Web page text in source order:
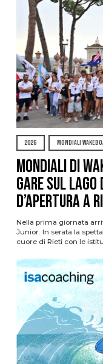
2026 MONDIALI
Mondiali di
gare sul
d’apertura a
Nella prima giornata
Junior. In serata la
cuore di Rieti con le